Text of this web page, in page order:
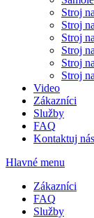
Stroj
Stroj
Stroj
Stroj
Stroj
Stroj
Video
Zákazníci
Služby
FAQ
Kontaktuj nás
Hlavné menu
Zákazníci
FAQ
Služby